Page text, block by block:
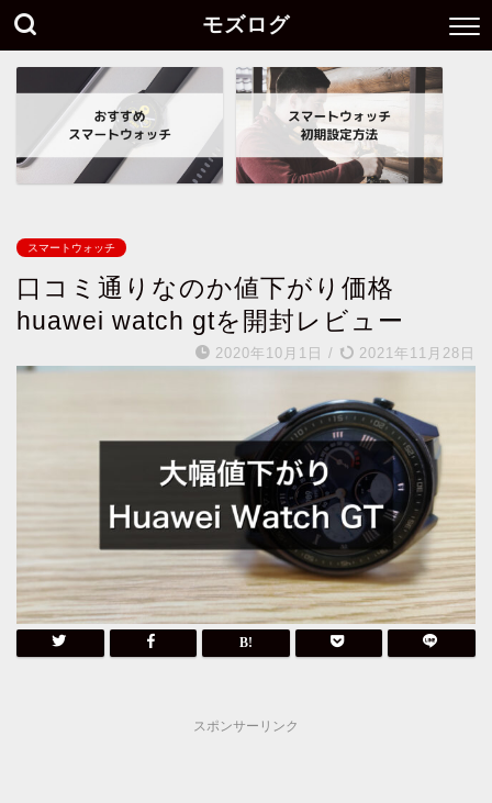
モズログ
スマートウォッチ
口コミ通りなのか値下がり価格
huawei watch gtを開封レビュー
2020年10月1日 / 2021年11月28日
スポンサーリンク